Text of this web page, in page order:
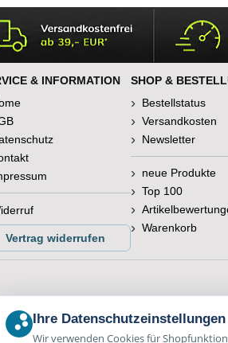
& INFORMATION
Vertrag widerrufen
SHOP &
Bestellstatus
Versandkosten
Newsletter
neue Produkte
Top 100
Warenkorb
Ihre Datenschutzeinstellungen
Wir verwenden Cookies für